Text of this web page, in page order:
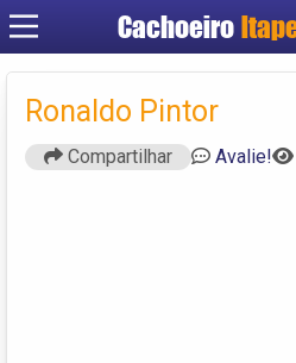
Cachoeiro
Ronaldo Pintor
Compartilhar Avalie!